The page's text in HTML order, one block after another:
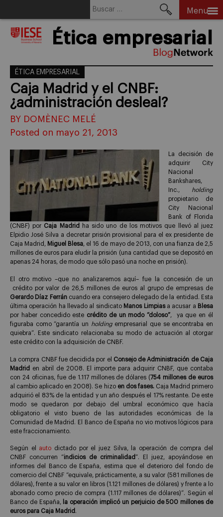
Menu
Ética empresarial
ÉTICA EMPRESARIAL
Caja Madrid y el CNBF:
¿administración desleal?
BY DOMÈNEC MELÉ
Posted on mayo 21, 2013
La decisión de
adquirir City
Nacional
Bankshares,
Inc., holding
propietario de
City Nacional
Bank of Florida
(CNBF) por Caja Madrid
ha sido uno de los motivos que llevó al juez
Elpidio José Silva a decretar prisión provisional para el ex presidente de
Caja Madrid, Miguel Blesa, el 16 de mayo de 2013, con una fianza de 2,5
millones de euros para eludir la prisión (una cantidad que se depositó en
apenas 24 horas, de modo que sólo pasó una noche en prisión).
El otro motivo –que no analizaremos aquí– fue la concesión de un
crédito por valor de 26,5 millones de euros al grupo de empresas de
Gerardo Díaz Ferráncuando era consejero delegado de la entidad. Esta
última operación ha llevado al sindicato Manos Limpiasa acusar a Blesa
por haber concedido este crédito de un modo “doloso”, ya que en él
figuraba como “garantía un holdingempresarial que se encontraba en
quiebra”. Este sindicato relacionaba su modo de actuación al otorgar
este crédito con la adquisición de CNBF.
La compra CNBF fue decidida por el Consejo de Administración de Caja
Madrid
en abril de 2008. El importe para adquirir CNBF, que contaba
con 24 oficinas, fue de 1.117 millones de dólares (754 millones de euros
al cambio aplicado en 2008). Se hizo en dos fases.Caja Madrid primero
adquirió el 83% de la entidad y un año después el 17% restante. De este
modo se quedaron por debajo del umbral económico que hacía
obligatorio el visto bueno de las autoridades económicas de la
Comunidad de Madrid. El Banco de España no vio motivos lógicos para
este fraccionamiento.
Según el auto dictado por el juez Silva, la operación de compra del
CNBF concurren “indicios de criminalidad ”. El juez, apoyándose en
informes del Banco de España, estima que el deterioro del fondo de
comercio del CNBF “equivale, prácticamente, a su valor (581 millones de
dólares), frente a su valor en libros (1.121 millones de dólares) y frente a lo
abonado como precio de compra (1.117 millones de dólares)”. Según el
Banco de España,
la operación implicó un perjuicio de 500 millones de
euros para Caja Madrid .